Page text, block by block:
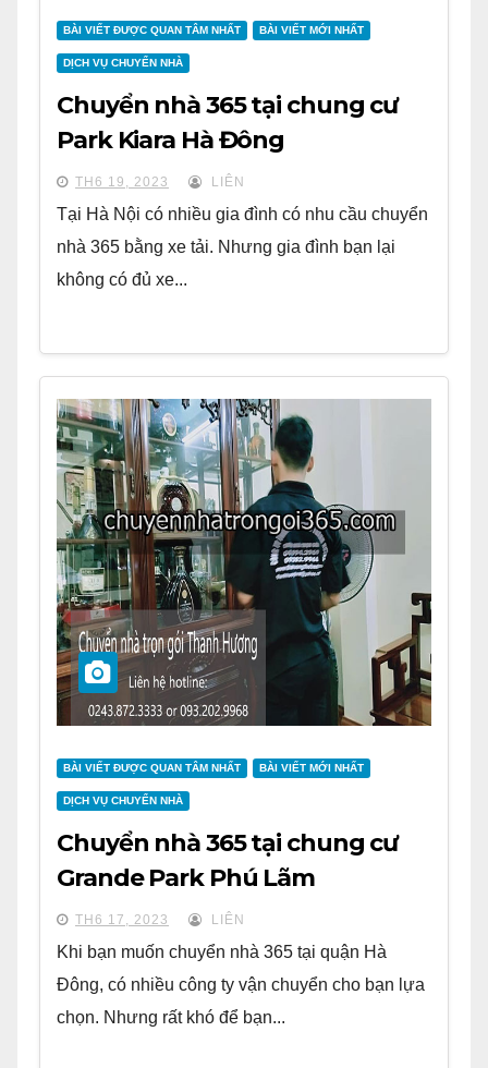
BÀI VIẾT ĐƯỢC QUAN TÂM NHẤT BÀI VIẾT MỚI NHẤT
DỊCH VỤ CHUYỂN NHÀ
Chuyển nhà 365 tại chung cư
Park Kiara Hà Đông
TH6 19, 2023 LIÊN
Tại Hà Nội có nhiều gia đình có nhu cầu chuyển
nhà 365 bằng xe tải. Nhưng gia đình bạn lại
không có đủ xe...
BÀI VIẾT ĐƯỢC QUAN TÂM NHẤT BÀI VIẾT MỚI NHẤT
DỊCH VỤ CHUYỂN NHÀ
Chuyển nhà 365 tại chung cư
Grande Park Phú Lãm
TH6 17, 2023 LIÊN
Khi bạn muốn chuyển nhà 365 tại quận Hà
Đông, có nhiều công ty vận chuyển cho bạn lựa
chọn. Nhưng rất khó để bạn...